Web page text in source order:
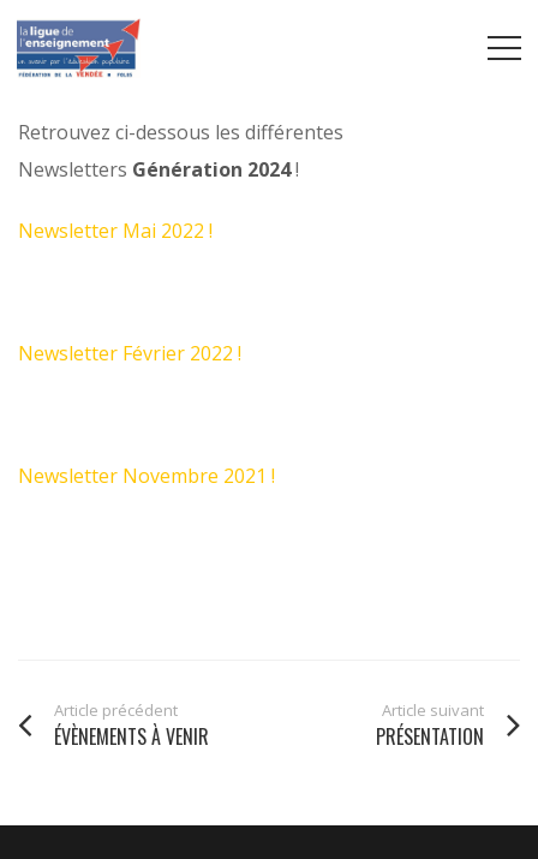
Retrouvez ci-dessous les différentes
Newsletters Génération 2024!
Newsletter Mai 2022 !
Newsletter Février 2022 !
Newsletter Novembre 2021 !
Article précédent
ÉVÈNEMENTS À VENIR
Article suivant
PRÉSENTATION